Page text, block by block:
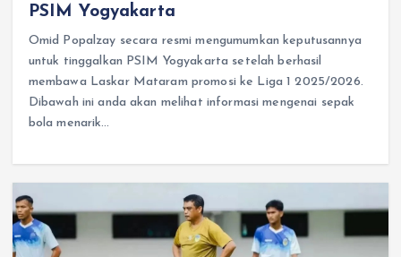
PSIM Yogyakarta
Omid Popalzay secara resmi mengumumkan keputusannya
untuk tinggalkan PSIM Yogyakarta setelah berhasil
membawa Laskar Mataram promosi ke Liga 1 2025/2026.
Dibawah ini anda akan melihat informasi mengenai sepak
bola menarik…